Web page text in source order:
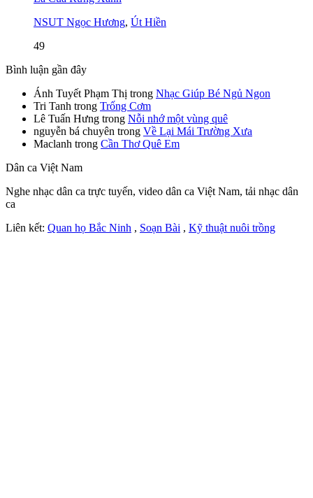
NSUT Ngọc Hương, Út Hiền
49
Bình luận gần đây
Ánh Tuyết Phạm Thị trong Nhạc Giúp Bé Ngủ Ngon
Tri Tanh trong Trống Cơm
Lê Tuấn Hưng trong Nỗi nhớ một vùng quê
nguyễn bá chuyên trong Về Lại Mái Trường Xưa
Maclanh trong Cần Thơ Quê Em
Dân ca Việt Nam
Nghe nhạc dân ca trực tuyến, video dân ca Việt Nam, tải nhạc dân
ca
Liên kết: Quan họ Bắc Ninh , Soạn Bài , Kỹ thuật nuôi trồng